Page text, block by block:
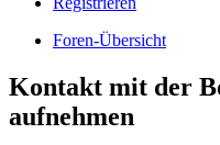
Foren-Übersicht
Kontakt mit der
aufnehmen